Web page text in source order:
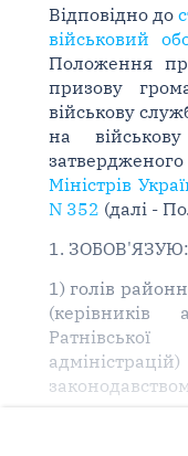
Відповідно до
військовий
Положення
призову
військову
на
Міністрів
N 352 (далі -
1. ЗОБОВ'ЯЗУЮ:
1) голів
(керівників